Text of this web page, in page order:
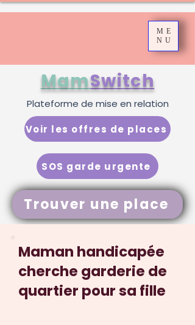
ME
NU
Trouver une place
MamSwitch
SOS garde urgente
Voir les offres de places
Plateforme de mise en relation
Maman handicapée
cherche garderie de
quartier pour sa fille